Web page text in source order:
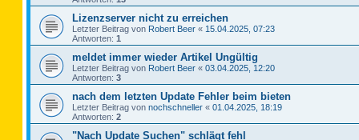
Lizenzserver nicht zu erreichen
Letzter Beitrag von Robert Beer « 15.04.2025, 07:23
Antworten: 1
meldet immer wieder Artikel Ungültig
Letzter Beitrag von Robert Beer « 03.04.2025, 12:20
Antworten: 3
nach dem letzten Update Fehler beim bieten
Letzter Beitrag von nochschneller « 01.04.2025, 18:19
Antworten: 2
"Nach Update Suchen" schlägt fehl